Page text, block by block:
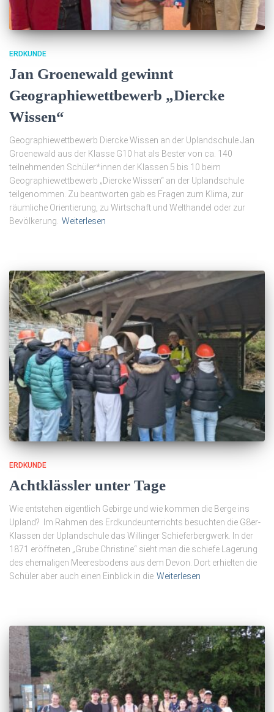
ERDKUNDE
Jan Groenewald gewinnt
Geographiewettbewerb „Diercke
Wissen“
Geographiewettbewerb Diercke Wissen an der Uplandschule Jan
Groenewald aus der Klasse G10 hat als Bester von ca. 140
teilnehmenden Schüler*innen der Klassen 5 bis 10 beim
Geographiewettbewerb „Diercke Wissen“ an der Uplandschule
teilgenommen. Zu beantworten gab es Fragen zum Klima, zur
räumliche Orientierung, zu Wirtschaft und Welthandel oder zur
Bevölkerung. Weiterlesen
ERDKUNDE
Achtklässler unter Tage
Wie entstehen eigentlich Gebirge und wie kommen die Berge ins
Upland? Im Rahmen des Erdkundeunterrichts besuchten die G8er-
Klassen der Uplandschule das Willinger Schieferbergwerk. In der
1871 eröffneten „Grube Christine“ sieht man die schiefe Lagerung
des ehemaligen Meeresbodens aus dem Devon. Dort erhielten die
Schüler aber auch einen Einblick in die Weiterlesen